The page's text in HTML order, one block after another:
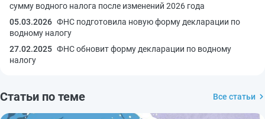
сумму водного налога после изменений 2026 года
05.03.2026 ФНС подготовила новую форму декларации по
водному налогу
27.02.2025 ФНС обновит форму декларации по водному
налогу
Статьи по теме Все статьи